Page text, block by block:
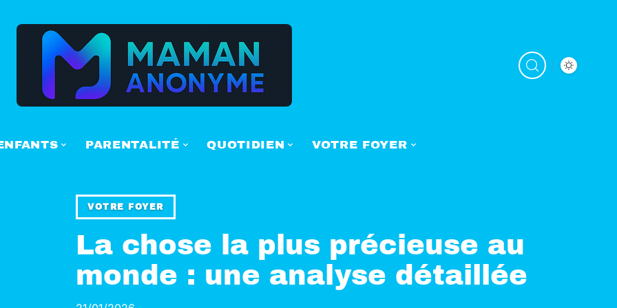
PARENTALITÉ QUOTIDIEN VOTRE FOYER
VOTRE FOYER
La chose la plus précieuse au
monde : une analyse détaillée